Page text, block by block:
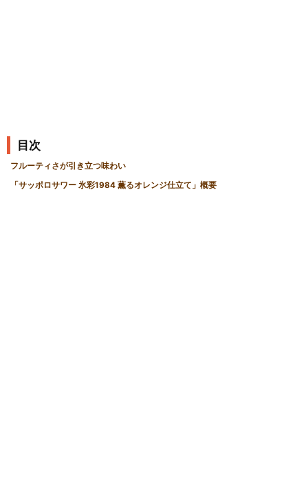
目次
フルーティさが引き立つ味わい
「サッポロサワー 氷彩1984 薫るオレンジ仕立て」概要